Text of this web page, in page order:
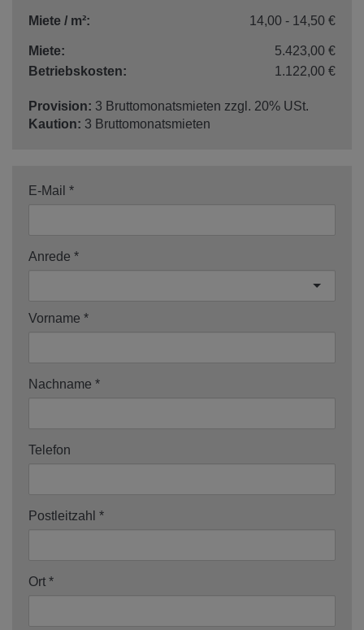
Miete / m²: 14,00 - 14,50 €
Miete:
5.423,00 €
Betriebskosten:
1.122,00 €
Provision: 3 Bruttomonatsmieten zzgl. 20% USt.
Kaution: 3 Bruttomonatsmieten
E-Mail
Anrede
Vorname
Nachname
Telefon
Postleitzahl
Ort